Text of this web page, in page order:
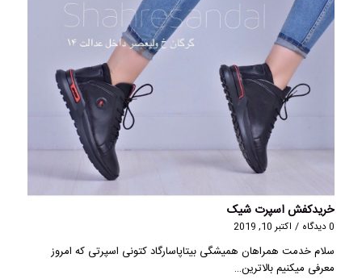
خریدکفش اسپرت شیک
0 دیدگاه / اکتبر 10, 2019
سلام خدمت همراهان همیشگی بیتاپاسارگاد کتونی اسپرتی که امروز
معرفی میکنیم بالاترین…